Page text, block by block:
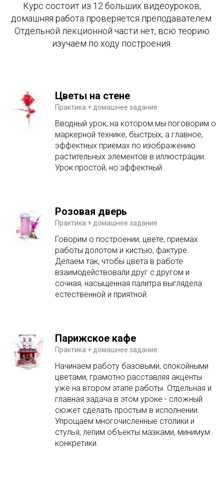
Курс состоит из 12 больших видеоуроков,
домашняя работа проверяется преподавателем.
Отдельной лекционной части нет, всю теорию
изучаем по ходу построения.
Цветы на стене
Практика + домашнее задание
Вводный урок, на котором мы поговорим о
маркерной технике, быстрых, а главное,
эффектных приемах по изображению
растительных элементов в иллюстрации.
Урок простой, но эффектный.
Розовая дверь
Практика + домашнее задание
Говорим о построении, цвете, приемах
работы долотом и кистью, фактуре.
Делаем так, чтобы цвета в работе
взаимодействовали друг с другом и
сочная, насыщенная палитра выглядела
естественной и приятной.
Парижское кафе
Практика + домашнее задание
Начинаем работу базовыми, спокойными
цветами, грамотно расставляя акценты
уже на втором этапе работы. Отдельная и
главная задача в этом уроке - сложный
сюжет сделать простым в исполнении.
Упрощаем многочисленные столики и
стулья, лепим объекты мазками, минимум
конкретики.